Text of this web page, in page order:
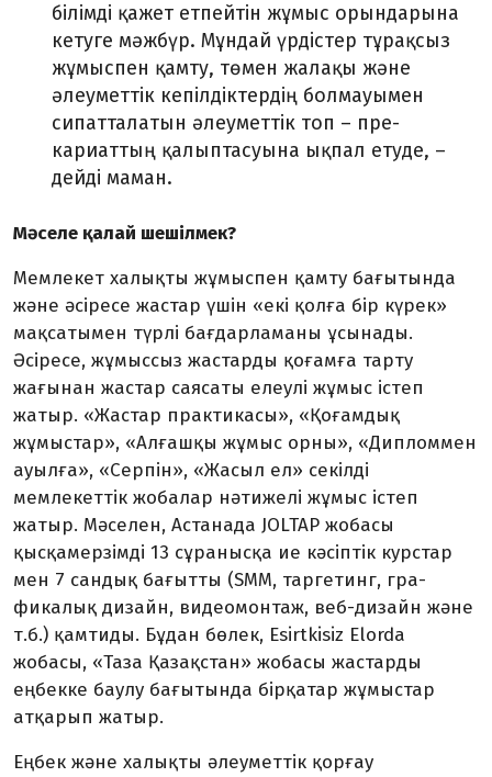
білімді қажет етпейтін жұмыс орындарына
кетуге мәжбүр. Мұндай үр­дістер тұрақсыз
жұмыспен қамту, төмен жалақы және
әлеуметтік кепілдіктердің болмауымен
сипатталатын әлеуметтік топ – пре­
кариаттың қалыптасуына ықпал етуде, –
дейді маман.
Мәселе қалай шешілмек?
Мемлекет халықты жұмыспен қамту бағытында
және әсіресе жастар үшін «екі қолға бір күрек»
мақсатымен түрлі бағдарламаны ұсынады.
Әсіресе, жұмыссыз жас­тарды қоғамға тарту
жағынан жастар саясаты елеулі жұмыс істеп
жатыр. «Жастар практикасы», «Қоғамдық
жұмыстар», «Алғашқы жұмыс орны», «Дип­ломмен
ауылға», «Серпін», «Жасыл ел» секілді
мемлекеттік жобалар нәтижелі жұмыс істеп
жатыр. Мәселен, Астанада JOLTAP жобасы
қысқамерзімді 13 сұранысқа ие кәсіптік курстар
мен 7 сандық бағытты (SMM, таргетинг, гра­
фикалық дизайн, видеомонтаж, веб-дизайн және
т.б.) қамтиды. Бұдан бөлек, Esirtkisiz Elorda
жобасы, «Таза Қазақстан» жобасы жас­тарды
еңбекке баулу бағы­тында бірқатар жұмыстар
атқарып жатыр.
Еңбек және халықты әлеу­меттік қорғау